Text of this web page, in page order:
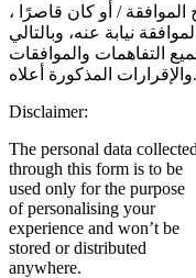
/ أو كان قاصرًا ،
نيابة عنه، وبالتالي
التفاهمات والموافقات
والإقرارات المذكورة أعلاه.
Disclaimer:
The personal data collected
through this form is to be
used only for the purpose
of personalising your
experience and won’t be
stored or distributed
anywhere.